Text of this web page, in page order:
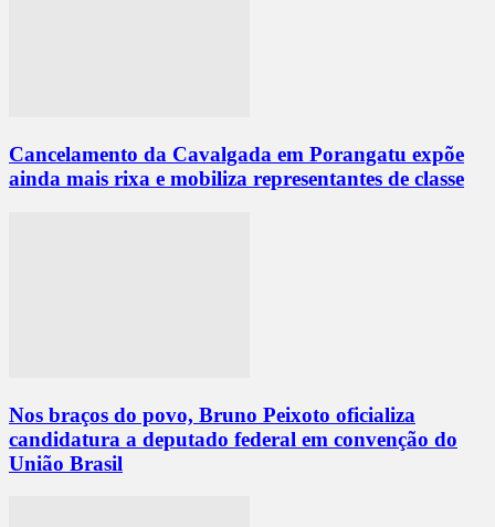
Cancelamento da Cavalgada em Porangatu expõe
ainda mais rixa e mobiliza representantes de classe
Nos braços do povo, Bruno Peixoto oficializa
candidatura a deputado federal em convenção do
União Brasil